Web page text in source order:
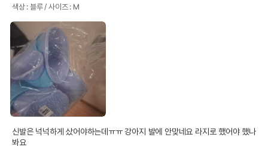
색상 : 블루 / 사이즈 : M
신발은 넉넉하게 샀어야하는데ㅠㅠ 강아지 발에 안맞네요 라지로 했어야 했나
봐요